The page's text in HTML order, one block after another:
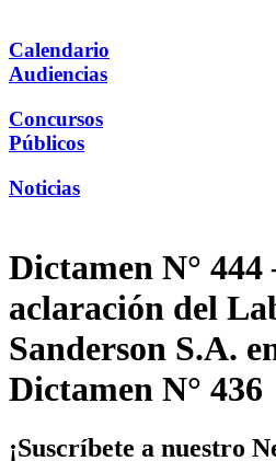
Calendario
Audiencias
Concursos
Públicos
Noticias
Dictamen N° 444
aclaración del
Sanderson S.A.
Dictamen N° 436
¡Suscríbete a nuestro